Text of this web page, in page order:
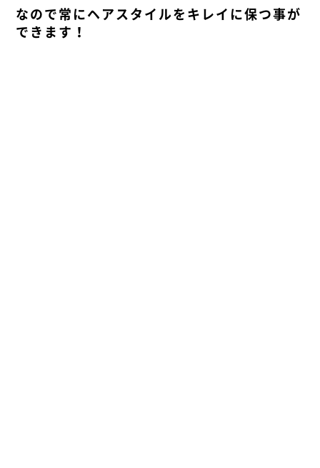
なので常にヘアスタイルをキレイに保つ事が
できます！